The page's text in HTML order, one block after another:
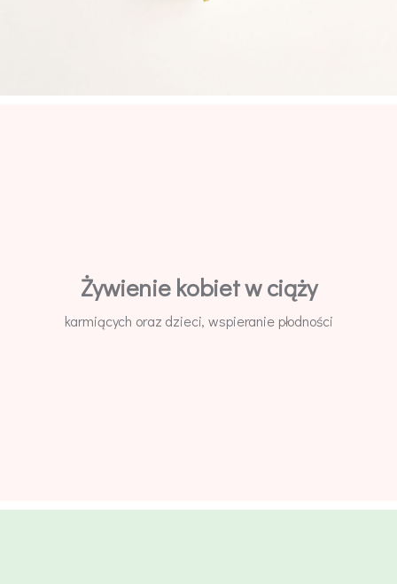
Żywienie kobiet w ciąży
karmiących oraz dzieci, wspieranie płodności